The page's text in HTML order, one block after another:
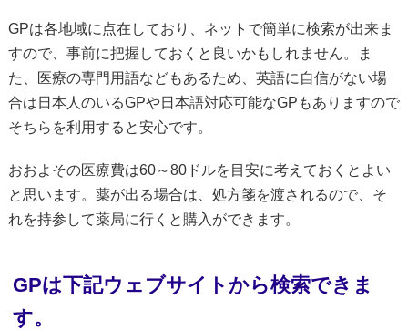
GPは各地域に点在しており、ネットで簡単に検索が出来ま
すので、事前に把握しておくと良いかもしれません。ま
た、医療の専門用語などもあるため、英語に自信がない場
合は日本人のいるGPや日本語対応可能なGPもありますので
そちらを利用すると安心です。
おおよその医療費は60～80ドルを目安に考えておくとよい
と思います。薬が出る場合は、処方箋を渡されるので、そ
れを持参して薬局に行くと購入ができます。
GPは下記ウェブサイトから検索できま
す。